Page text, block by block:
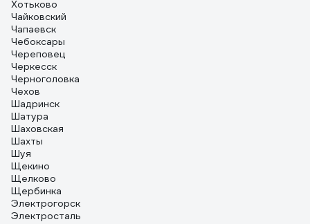
Хотьково
Чайковский
Чапаевск
Чебоксары
Череповец
Черкесск
Черноголовка
Чехов
Шадринск
Шатура
Шаховская
Шахты
Шуя
Щекино
Щелково
Щербинка
Электрогорск
Электросталь